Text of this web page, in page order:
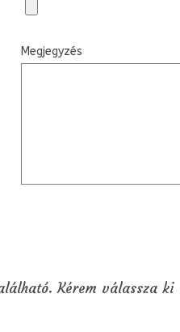
Megjegyzés
Kérem válassza